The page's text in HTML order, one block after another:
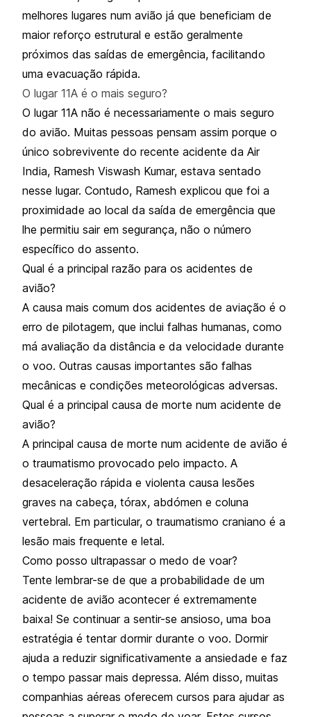
melhores lugares num avião já que beneficiam de
maior reforço estrutural e estão geralmente
próximos das saídas de emergência, facilitando
uma evacuação rápida.
O lugar 11A é o mais seguro?
O lugar 11A não é necessariamente o mais seguro
do avião. Muitas pessoas pensam assim porque o
único sobrevivente do recente acidente da Air
India, Ramesh Viswash Kumar, estava sentado
nesse lugar. Contudo, Ramesh explicou que foi a
proximidade ao local da saída de emergência que
lhe permitiu sair em segurança, não o número
específico do assento.
Qual é a principal razão para os acidentes de
avião?
A causa mais comum dos acidentes de aviação é o
erro de pilotagem, que inclui falhas humanas, como
má avaliação da distância e da velocidade durante
o voo. Outras causas importantes são falhas
mecânicas e condições meteorológicas adversas.
Qual é a principal causa de morte num acidente de
avião?
A principal causa de morte num acidente de avião é
o traumatismo provocado pelo impacto. A
desaceleração rápida e violenta causa lesões
graves na cabeça, tórax, abdómen e coluna
vertebral. Em particular, o traumatismo craniano é a
lesão mais frequente e letal.
Como posso ultrapassar o medo de voar?
Tente lembrar-se de que a probabilidade de um
acidente de avião acontecer é extremamente
baixa! Se continuar a sentir-se ansioso, uma boa
estratégia é tentar dormir durante o voo. Dormir
ajuda a reduzir significativamente a ansiedade e faz
o tempo passar mais depressa. Além disso, muitas
companhias aéreas oferecem cursos para ajudar as